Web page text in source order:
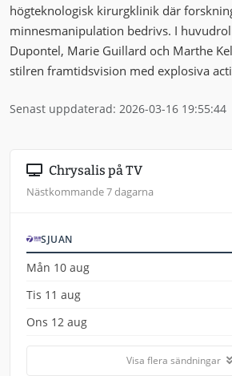
högteknologisk kirurgklinik där
minnesmanipulation bedrivs. I
Dupontel, Marie Guillard och Marthe
stilren framtidsvision med explosiva
Senast uppdaterad: 2026-03-16 19:55:44
Chrysalis på TV
Nästkommande 7 dagarna
SJUAN
Mån 10 aug
Tis 11 aug
Ons 12 aug
Visa flera sändningar